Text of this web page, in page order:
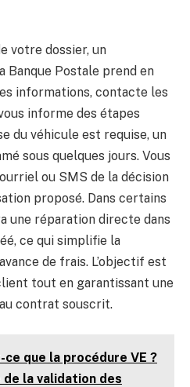
votre dossier, un
Banque Postale prend en
informations, contacte les
informe des étapes
du véhicule est requise, un
sous quelques jours. Vous
ou SMS de la décision
proposé. Dans certains
une réparation directe dans
ce qui simplifie la
de frais. L’objectif est
tout en garantissant une
contrat souscrit.
ce que la procédure VE ?
la validation des